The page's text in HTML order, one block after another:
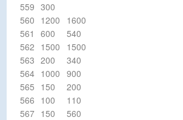
559 300
560 1200
1600
561
600
540
562 1500
1500
563 200
340
564 1000
900
565 150
200
566 100
110
567 150
560